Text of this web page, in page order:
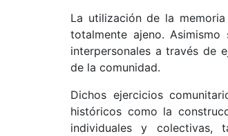
La utilización de la
totalmente ajeno.
interpersonales a través de
de la comunidad.
Dichos ejercicios
históricos como la
individuales y colectivas,